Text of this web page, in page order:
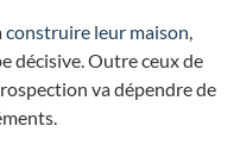
construire leur maison,
décisive. Outre ceux de
va dépendre de